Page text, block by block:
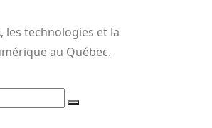
les technologies et la
au Québec.